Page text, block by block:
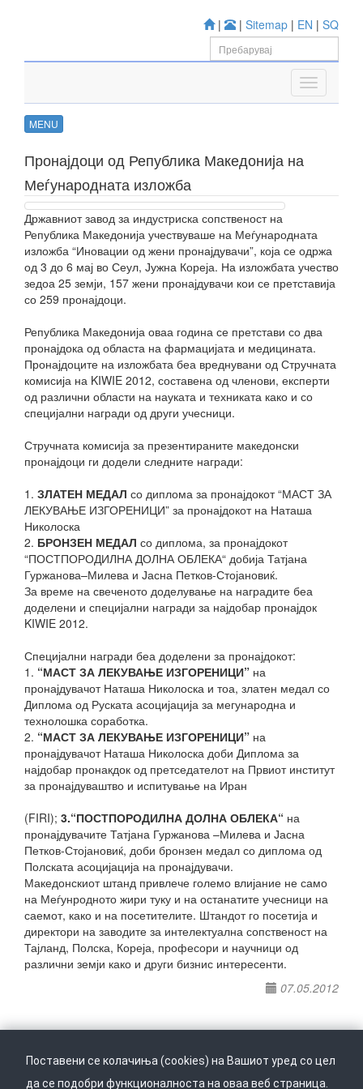
| | Sitemap | EN | SQ
MENU
Пронајдоци од Република Македонија на
Меѓународната изложба
Државниот завод за индустриска сопственост на
Република Македонија учествуваше на Меѓународната
изложба “Иновации од жени пронајдувачи”, која се одржа
од 3 до 6 мај во Сеул, Јужна Кореја. На изложбата учество
зедоа 25 земји, 157 жени пронајдувачи кои се претставија
со 259 пронајдоци.
Република Македонија оваа година се претстави со два
пронајдока од областа на фармацијата и медицината.
Пронајдоците на изложбата беа вреднувани од Стручната
комисија на KIWIE 2012, составена од членови, експерти
од различни области на науката и техниката како и со
специјални награди од други учесници.
Стручната комисија за презентираните македонски
пронајдоци ги додели следните награди:
1. ЗЛАТЕН МЕДАЛ со диплома за пронајдокот “МАСТ ЗА
ЛЕКУВАЊЕ ИЗГОРЕНИЦИ” за пронајдокот на Наташа
Николоска
2. БРОНЗЕН МЕДАЛ со диплома, за пронајдокот
“ПОСТПОРОДИЛНА ДОЛНА ОБЛЕКА“ добија Татјана
Гуржанова–Милева и Јасна Петков-Стојановиќ.
За време на свеченото доделување на наградите беа
доделени и специјални награди за најдобар пронајдок
KIWIE 2012.
Специјални награди беа доделени за пронајдокот:
1. “МАСТ ЗА ЛЕКУВАЊЕ ИЗГОРЕНИЦИ” на
пронајдувачот Наташа Николоска и тоа, златен медал со
Диплома од Руската асоцијација за мегународна и
технолошка соработка.
2. “МАСТ ЗА ЛЕКУВАЊЕ ИЗГОРЕНИЦИ” на
пронајдувачот Наташа Николоска доби Диплома за
најдобар пронакдок од претседателот на Првиот институт
за пронајдуваштво и испитување на Иран
(FIRI); 3.“ПОСТПОРОДИЛНА ДОЛНА ОБЛЕКА“ на
пронајдувачите Татјана Гуржанова –Милева и Јасна
Петков-Стојановиќ, доби бронзен медал со диплома од
Полската асоцијација на пронајдувачи.
Македонскиот штанд привлече големо влијание не само
на Меѓунродното жири туку и на останатите учесници на
саемот, како и на посетителите. Штандот го посетија и
директори на заводите за интелектуална сопственост на
Тајланд, Полска, Кореја, професори и научници од
различни земји како и други бизнис интересенти.
07.05.2012
Поставени се колачиња (cookies) на Вашиот уред со цел
да се подобри функционалноста на оваа веб страница.